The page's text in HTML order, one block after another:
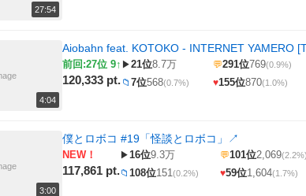
27:54
4:04
Aiobahn feat. KOTOKO - INTERNET YAMERO
前回:27位 9↑
120,333 pt.
▶21位8.7万 💬291位769(0.9%)
📁 7位568(0.7%) ♥155位870(1.0%)
3:00
僕とロボコ #19「怪談とロボコ」 ↗
NEW！
117,861 pt.
▶16位9.3万 💬101位2,069(2.2%)
📁 108位151(0.2%) ♥59位1,604(1.7%)